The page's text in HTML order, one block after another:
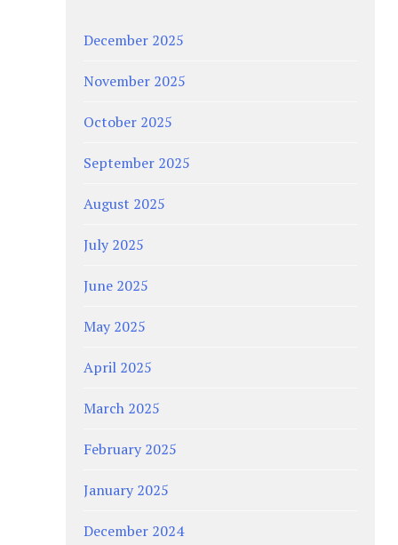
December 2025
November 2025
October 2025
September 2025
August 2025
July 2025
June 2025
May 2025
April 2025
March 2025
February 2025
January 2025
December 2024